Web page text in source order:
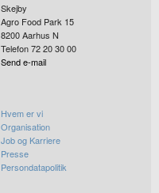
Skejby
Agro Food Park 15
8200Aarhus N
Telefon 72 20 30 00
Send e-mail
Hvem er vi
Organisation
Job og Karriere
Presse
Persondatapolitik